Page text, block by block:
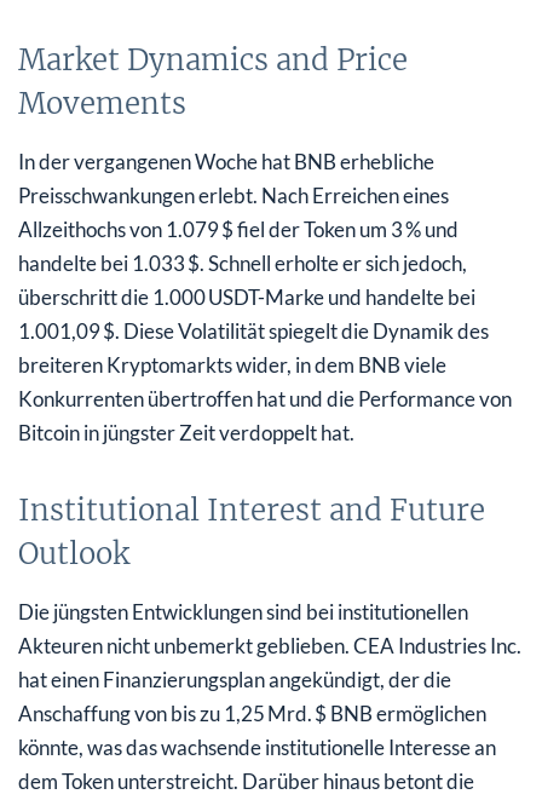
Market Dynamics and Price
Movements
In der vergangenen Woche hat BNB erhebliche
Preisschwankungen erlebt. Nach Erreichen eines
Allzeithochs von 1.079 $ fiel der Token um 3 % und
handelte bei 1.033 $. Schnell erholte er sich jedoch,
überschritt die 1.000 USDT-Marke und handelte bei
1.001,09 $. Diese Volatilität spiegelt die Dynamik des
breiteren Kryptomarkts wider, in dem BNB viele
Konkurrenten übertroffen hat und die Performance von
Bitcoin in jüngster Zeit verdoppelt hat.
Institutional Interest and Future
Outlook
Die jüngsten Entwicklungen sind bei institutionellen
Akteuren nicht unbemerkt geblieben. CEA Industries Inc.
hat einen Finanzierungsplan angekündigt, der die
Anschaffung von bis zu 1,25 Mrd. $ BNB ermöglichen
könnte, was das wachsende institutionelle Interesse an
dem Token unterstreicht. Darüber hinaus betont die